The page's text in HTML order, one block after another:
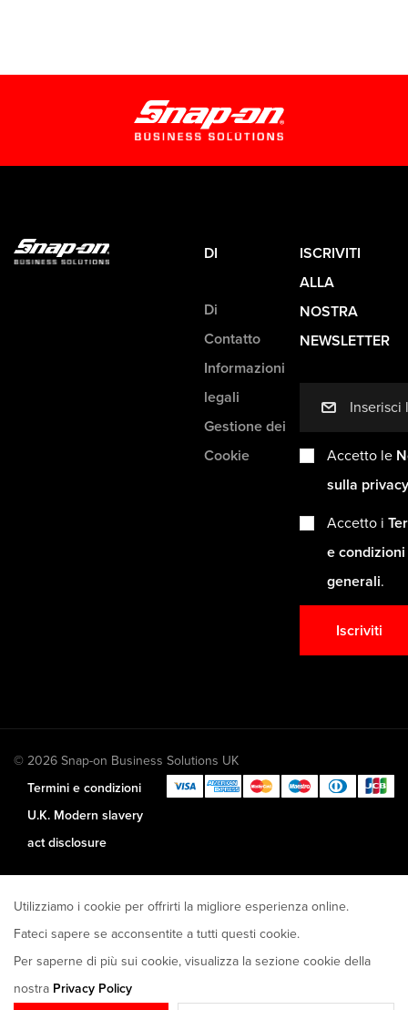
DI
Di
Contatto
Informazioni
legali
Gestione dei
Cookie
ISCRIVITI
ALLA
NOSTRA
NEWSLETTER
mail
Accetto le
sulla privacy
Accetto i
e condizioni
generali.
Iscriviti
© 2026 Snap-on Business Solutions UK
Termini e condizioni
U.K. Modern slavery
act disclosure
Utilizziamo i cookie per offrirti la migliore esperienza online.
Fateci sapere se acconsentite a tutti questi cookie.
Per saperne di più sui cookie, visualizza la sezione cookie della
nostra Privacy Policy